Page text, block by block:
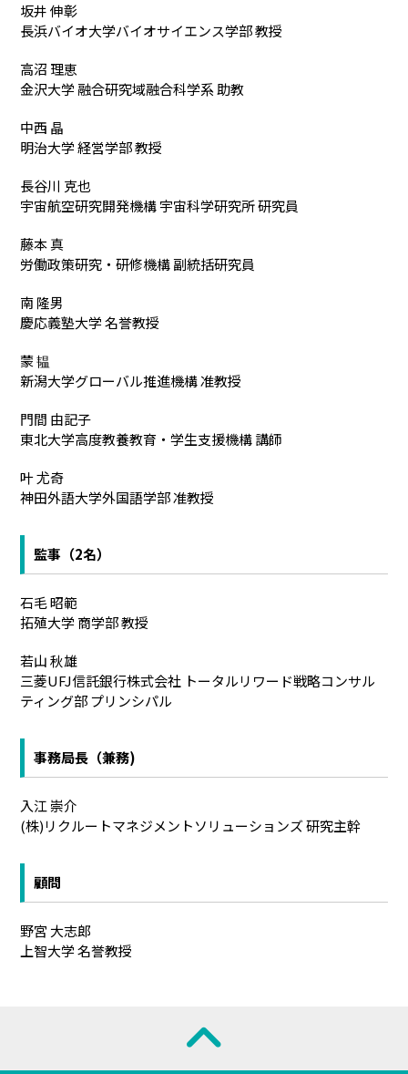
坂井 伸彰
長浜バイオ大学バイオサイエンス学部 教授
高沼 理恵
金沢大学 融合研究域融合科学系 助教
中西 晶
明治大学 経営学部 教授
長谷川 克也
宇宙航空研究開発機構 宇宙科学研究所 研究員
藤本 真
労働政策研究・研修機構 副統括研究員
南 隆男
慶応義塾大学 名誉教授
蒙 韫
新潟大学グローバル推進機構 准教授
門間 由記子
東北大学高度教養教育・学生支援機構 講師
叶 尤奇
神田外語大学外国語学部 准教授
監事（2名）
石毛 昭範
拓殖大学 商学部 教授
若山 秋雄
三菱UFJ信託銀行株式会社 トータルリワード戦略コンサル
ティング部 プリンシパル
事務局長（兼務)
入江 崇介
(株)リクルートマネジメントソリューションズ 研究主幹
顧問
野宮 大志郎
上智大学 名誉教授